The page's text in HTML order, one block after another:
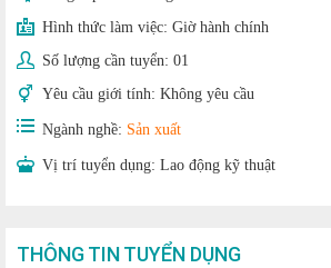
Hình thức làm việc: Giờ hành chính
Số lượng cần tuyển: 01
Yêu cầu giới tính: Không yêu cầu
Ngành nghề: Sản xuất
Vị trí tuyển dụng: Lao động kỹ thuật
THÔNG TIN TUYỂN DỤNG